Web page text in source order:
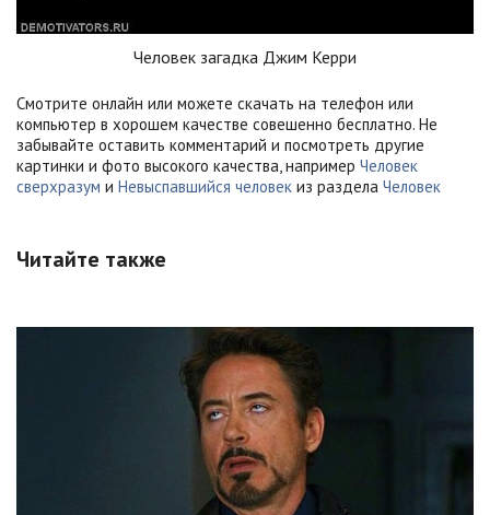
Человек загадка Джим Керри
Смотрите онлайн или можете скачать на телефон или
компьютер в хорошем качестве совешенно бесплатно. Не
забывайте оставить комментарий и посмотреть другие
картинки и фото высокого качества, например Человек
сверхразум и Невыспавшийся человек из раздела Человек
Читайте также